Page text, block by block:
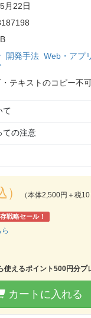
月22日
開発手法 Web・アプ
テキストのコピー不
て
ての注意
（本体2,500円＋税10
戦略セール！
使えるポイント500円分プ
カートに入れる